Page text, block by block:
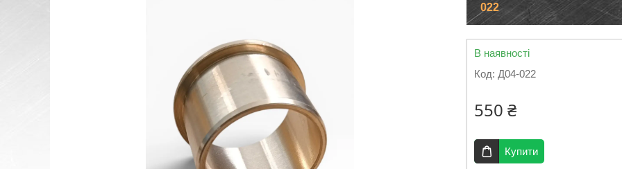
022
В наявності
Код: Д04-022
550 ₴
Купити